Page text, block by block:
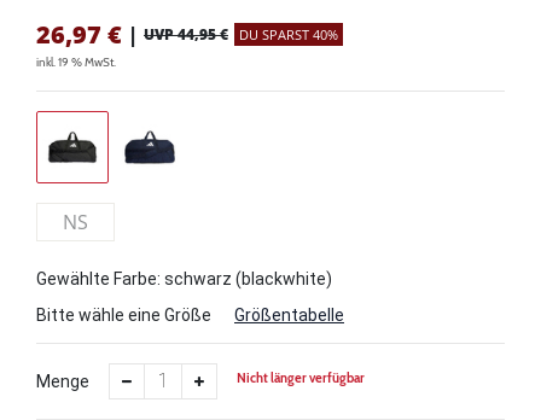
26,97 € | UVP 44,95 € DU SPARST 40%
inkl. 19 % MwSt.
NS
Gewählte Farbe: schwarz (blackwhite)
Bitte wähle eine Größe
Größentabelle
Menge Nicht länger verfügbar